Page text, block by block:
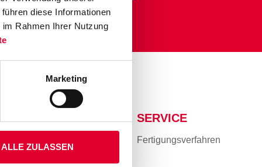
diese Informationen
Rahmen Ihrer Nutzung
Marketing
ALLE ZULASSEN
SERVICE
Fertigungs­verfahren